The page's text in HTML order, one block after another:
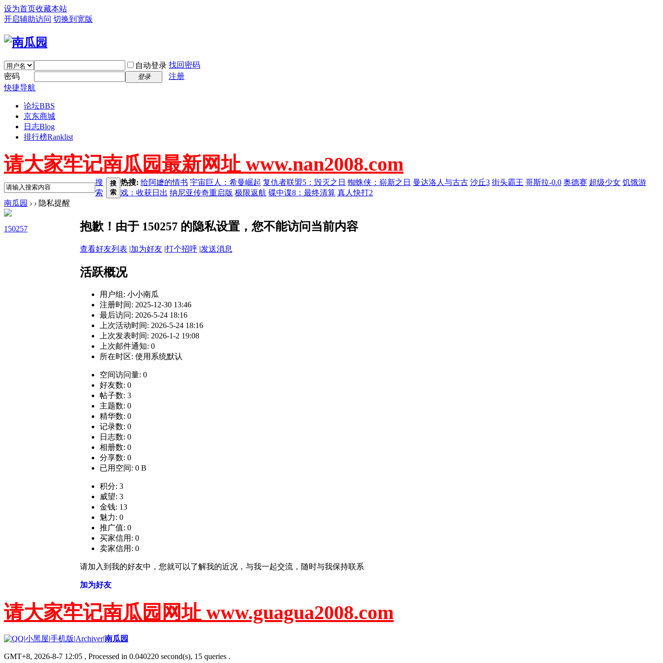
设为首页收藏本站
开启辅助访问 切换到宽版
自动登录 找回密码
密码
登录
注册
快捷导航
论坛BBS
京东商城
日志Blog
排行榜Ranklist
请大家牢记南瓜园最新网址 www.nan2008.com
搜
索
搜
索
热搜: 给阿嬷的情书 宇宙巨人：希曼崛起 复仇者联盟5：毁灭之日 蜘蛛侠：崭新之日 曼达洛人与古古 沙丘3 街头霸王 哥斯拉-0.0 奥德赛 超级少女 饥饿游
戏：收获日出 纳尼亚传奇重启版 极限返航 碟中谍8：最终清算 真人快打2
南瓜园 › › 隐私提醒
150257 抱歉！由于 150257 的隐私设置，您不能访问当前内容
查看好友列表 |加为好友 |打个招呼 |发送消息
活跃概况
用户组: 小小南瓜
注册时间: 2025-12-30 13:46
最后访问: 2026-5-24 18:16
上次活动时间: 2026-5-24 18:16
上次发表时间: 2026-1-2 19:08
上次邮件通知: 0
所在时区: 使用系统默认
空间访问量: 0
好友数: 0
帖子数: 3
主题数: 0
精华数: 0
记录数: 0
日志数: 0
相册数: 0
分享数: 0
已用空间: 0 B
积分: 3
威望: 3
金钱: 13
魅力: 0
推广值: 0
买家信用: 0
卖家信用: 0
请加入到我的好友中，您就可以了解我的近况，与我一起交流，随时与我保持联系
加为好友
请大家牢记南瓜园网址 www.guagua2008.com
|小黑屋|手机版|Archiver|南瓜园
GMT+8, 2026-8-7 12:05 , Processed in 0.040220 second(s), 15 queries .